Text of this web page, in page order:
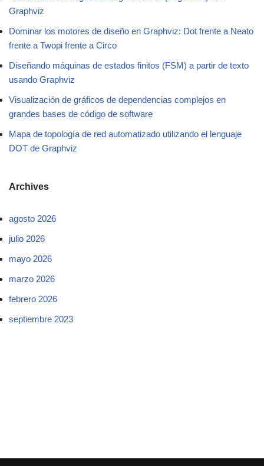
Graphviz
Dominar los motores de diseño en Graphviz: Dot frente a Neato
frente a Twopi frente a Circo
Diseñando máquinas de estados finitos (FSM) a partir de texto
usando Graphviz
Visualización de gráficos de dependencias complejos en
grandes bases de código de software
Mapa de topología de red automatizado utilizando el lenguaje
DOT de Graphviz
Archives
agosto 2026
julio 2026
mayo 2026
marzo 2026
febrero 2026
septiembre 2023